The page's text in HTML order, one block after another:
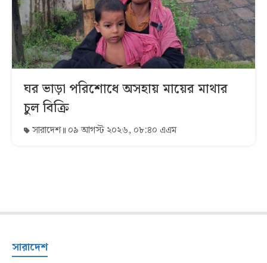
ঘর ভাড়া পরিশোধে অসহায় মায়ের মাথার
চুল বিক্রি
সারাদেশ ০৯ আগস্ট ২০২৬, ০৮:৪০ এএম
সারাদেশ